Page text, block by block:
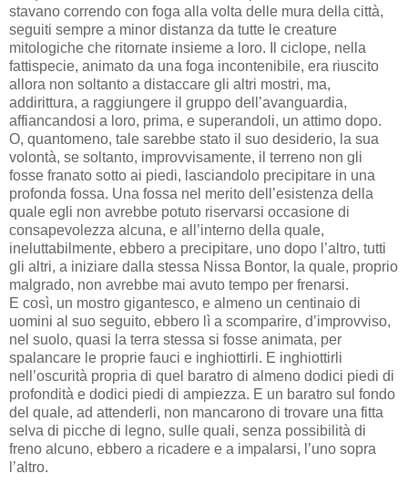
stavano correndo con foga alla volta delle mura della città,
seguiti sempre a minor distanza da tutte le creature
mitologiche che ritornate insieme a loro. Il ciclope, nella
fattispecie, animato da una foga incontenibile, era riuscito
allora non soltanto a distaccare gli altri mostri, ma,
addirittura, a raggiungere il gruppo dell’avanguardia,
affiancandosi a loro, prima, e superandoli, un attimo dopo.
O, quantomeno, tale sarebbe stato il suo desiderio, la sua
volontà, se soltanto, improvvisamente, il terreno non gli
fosse franato sotto ai piedi, lasciandolo precipitare in una
profonda fossa. Una fossa nel merito dell’esistenza della
quale egli non avrebbe potuto riservarsi occasione di
consapevolezza alcuna, e all’interno della quale,
ineluttabilmente, ebbero a precipitare, uno dopo l’altro, tutti
gli altri, a iniziare dalla stessa Nissa Bontor, la quale, proprio
malgrado, non avrebbe mai avuto tempo per frenarsi.
E così, un mostro gigantesco, e almeno un centinaio di
uomini al suo seguito, ebbero lì a scomparire, d’improvviso,
nel suolo, quasi la terra stessa si fosse animata, per
spalancare le proprie fauci e inghiottirli. E inghiottirli
nell’oscurità propria di quel baratro di almeno dodici piedi di
profondità e dodici piedi di ampiezza. E un baratro sul fondo
del quale, ad attenderli, non mancarono di trovare una fitta
selva di picche di legno, sulle quali, senza possibilità di
freno alcuno, ebbero a ricadere e a impalarsi, l’uno sopra
l’altro.